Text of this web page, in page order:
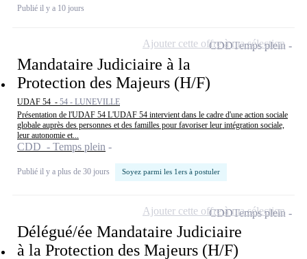
Publié il y a 10 jours
Mandataire Judiciaire à la
Protection des Majeurs (H/F)
UDAF 54 - 54 - LUNEVILLE
Présentation de l'UDAF 54 L'UDAF 54 intervient dans le cadre d'une action sociale
globale auprès des personnes et des familles pour favoriser leur intégration sociale,
leur autonomie et...
CDD - Temps plein
Publié il y a plus de 30 jours Soyez parmi les 1ers à postuler
CDDTemps plein
Ajouter cette offre à ma sélection
Délégué/ée Mandataire Judiciaire
à la Protection des Majeurs (H/F)
CDDTemps plein
Ajouter cette offre à ma sélection